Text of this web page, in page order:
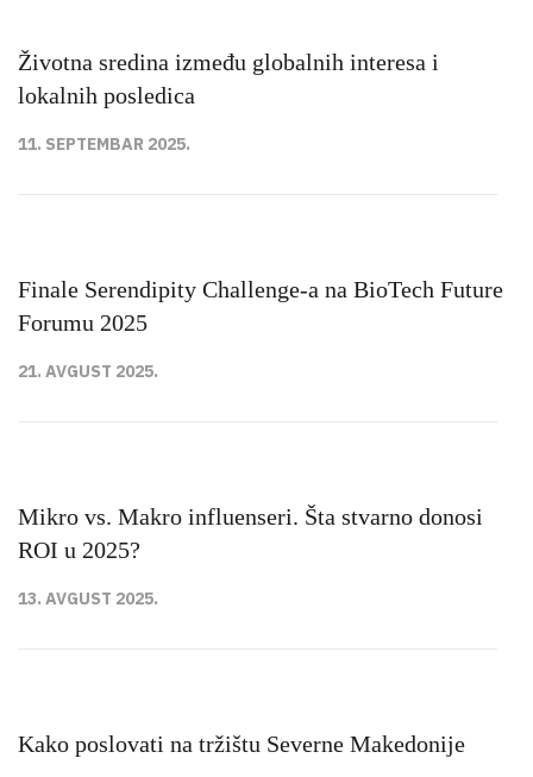
Životna sredina između globalnih interesa i
lokalnih posledica
11. SEPTEMBAR 2025.
Finale Serendipity Challenge-a na BioTech Future
Forumu 2025
21. AVGUST 2025.
Mikro vs. Makro influenseri. Šta stvarno donosi
ROI u 2025?
13. AVGUST 2025.
Kako poslovati na tržištu Severne Makedonije